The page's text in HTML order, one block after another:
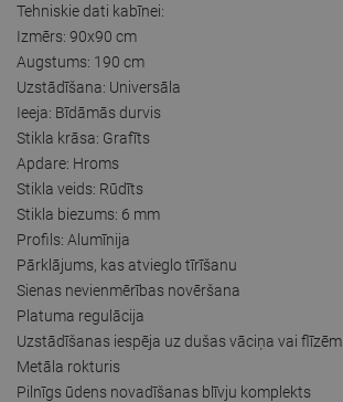
Tehniskie dati kabīnei:
Izmērs: 90x90 cm
Augstums: 190 cm
Uzstādīšana: Universāla
Ieeja: Bīdāmās durvis
Stikla krāsa: Grafīts
Apdare: Hroms
Stikla veids: Rūdīts
Stikla biezums: 6 mm
Profils: Alumīnija
Pārklājums, kas atvieglo tīrīšanu
Sienas nevienmērības novēršana
Platuma regulācija
Uzstādīšanas iespēja uz dušas vāciņa vai flīzēm
Metāla rokturis
Pilnīgs ūdens novadīšanas blīvju komplekts